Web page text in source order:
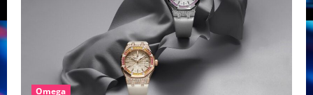
Omega